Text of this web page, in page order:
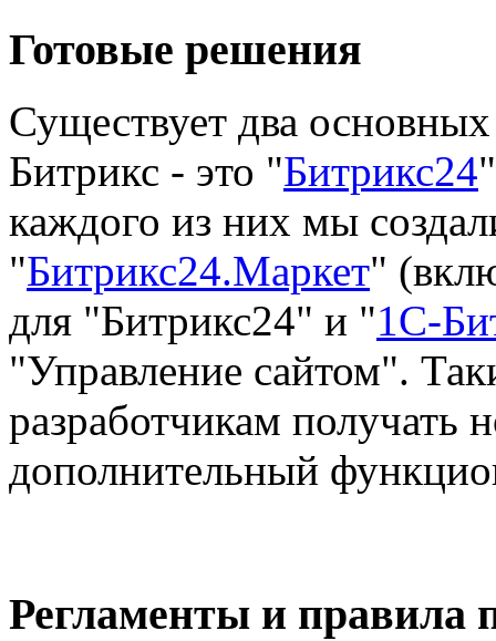
Готовые решения
Существует два
Битрикс - это "Битрикс24
каждого из них мы
"Битрикс24.Маркет"
для "Битрикс24" и "1С-
"Управление сайтом".
разработчикам получать
дополнительный
Регламенты и правила